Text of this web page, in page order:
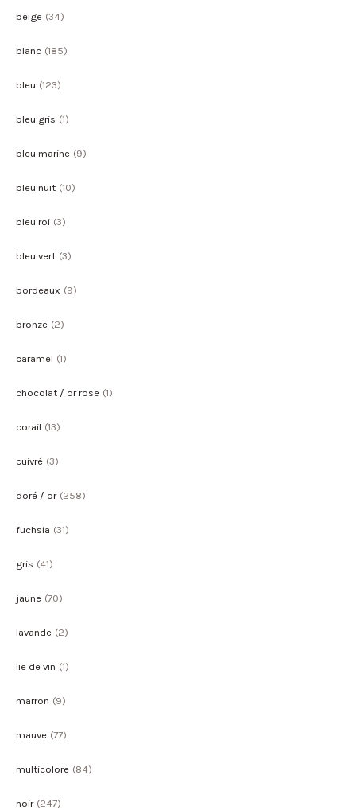
beige (34)
blanc (185)
bleu (123)
bleu gris (1)
bleu marine (9)
bleu nuit (10)
bleu roi (3)
bleu vert (3)
bordeaux (9)
bronze (2)
caramel (1)
chocolat / or rose (1)
corail (13)
cuivré (3)
doré / or (258)
fuchsia (31)
gris (41)
jaune (70)
lavande (2)
lie de vin (1)
marron (9)
mauve (77)
multicolore (84)
noir (247)